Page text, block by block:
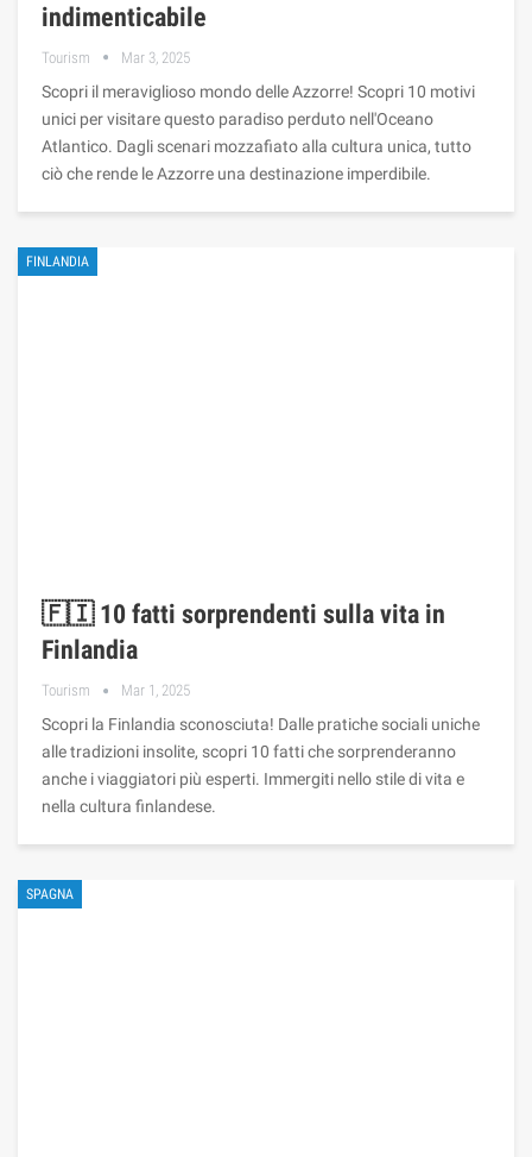
indimenticabile
Tourism Mar 3, 2025
Scopri il meraviglioso mondo delle Azzorre! Scopri 10 motivi
unici per visitare questo paradiso perduto nell'Oceano
Atlantico. Dagli scenari mozzafiato alla cultura unica, tutto
ciò che rende le Azzorre una destinazione imperdibile.
FINLANDIA
🇫🇮 10 fatti sorprendenti sulla vita in
Finlandia
Tourism Mar 1, 2025
Scopri la Finlandia sconosciuta! Dalle pratiche sociali uniche
alle tradizioni insolite, scopri 10 fatti che sorprenderanno
anche i viaggiatori più esperti. Immergiti nello stile di vita e
nella cultura finlandese.
SPAGNA